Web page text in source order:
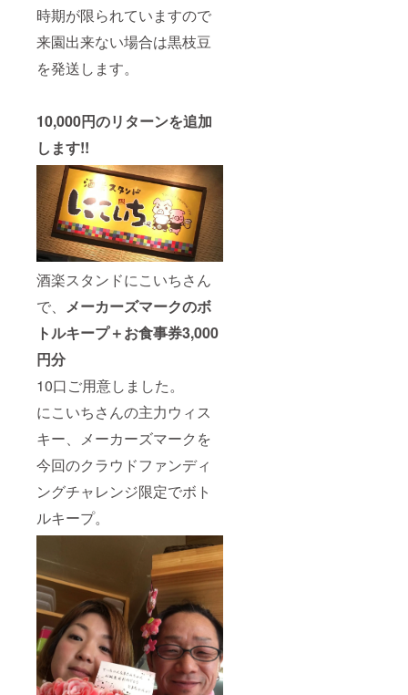
時期が限られていますので
来園出来ない場合は黒枝豆
を発送します。
10,000円のリターンを追加
します!!
酒楽スタンドにこいちさん
で、 メーカーズマークのボ
トルキープ＋お食事券3,000
円分
10口ご用意しました。
にこいちさんの主力ウィス
キー、メーカーズマークを
今回のクラウドファンディ
ングチャレンジ限定でボト
ルキープ。